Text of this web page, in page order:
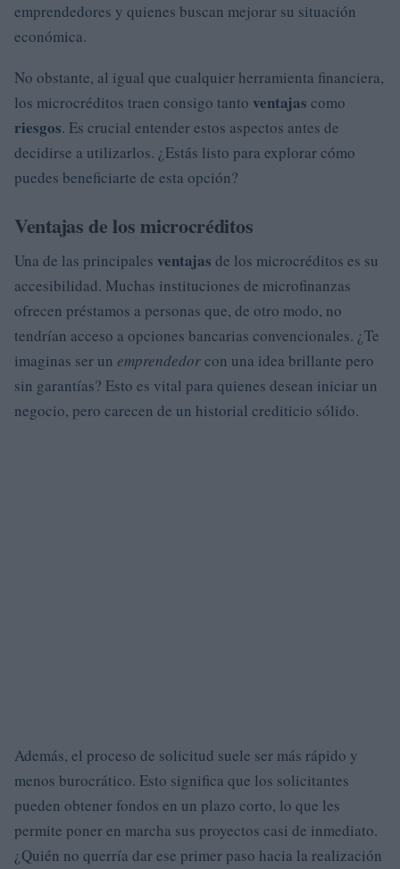
emprendedores y quienes buscan mejorar su situación
económica.
No obstante, al igual que cualquier herramienta financiera,
los microcréditos traen consigo tanto ventajas como
riesgos. Es crucial entender estos aspectos antes de
decidirse a utilizarlos. ¿Estás listo para explorar cómo
puedes beneficiarte de esta opción?
Ventajas de los microcréditos
Una de las principales ventajas de los microcréditos es su
accesibilidad. Muchas instituciones de microfinanzas
ofrecen préstamos a personas que, de otro modo, no
tendrían acceso a opciones bancarias convencionales. ¿Te
imaginas ser un emprendedorcon una idea brillante pero
sin garantías? Esto es vital para quienes desean iniciar un
negocio, pero carecen de un historial crediticio sólido.
Además, el proceso de solicitud suele ser más rápido y
menos burocrático. Esto significa que los solicitantes
pueden obtener fondos en un plazo corto, lo que les
permite poner en marcha sus proyectos casi de inmediato.
¿Quién no querría dar ese primer paso hacia la realización